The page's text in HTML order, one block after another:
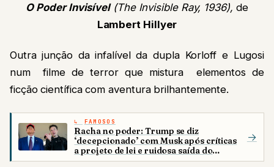
O Poder Invisível (The Invisible Ray, 1936), de
Lambert Hillyer
Outra junção da infalível da dupla Korloff e Lugosi
num filme de terror que mistura elementos de
ficção científica com aventura brilhantemente.
FAMOSOS
Racha no poder: Trump se diz
‘decepcionado’ com Musk após críticas
a projeto de lei e ruidosa saída do
governo
→